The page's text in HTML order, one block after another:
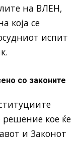
на ВЛЕН,
која се
испит
со законите
кое ќе
и Законот